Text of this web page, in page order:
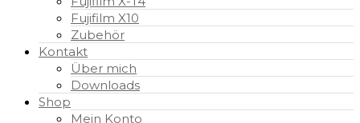
Fujifilm X10
Zubehör
Kontakt
Über mich
Downloads
Shop
Mein Konto